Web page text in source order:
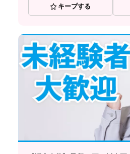
キープする